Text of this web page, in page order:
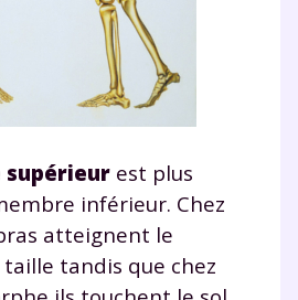
supérieur est plus
inférieur. Chez
atteignent le
taille tandis que chez